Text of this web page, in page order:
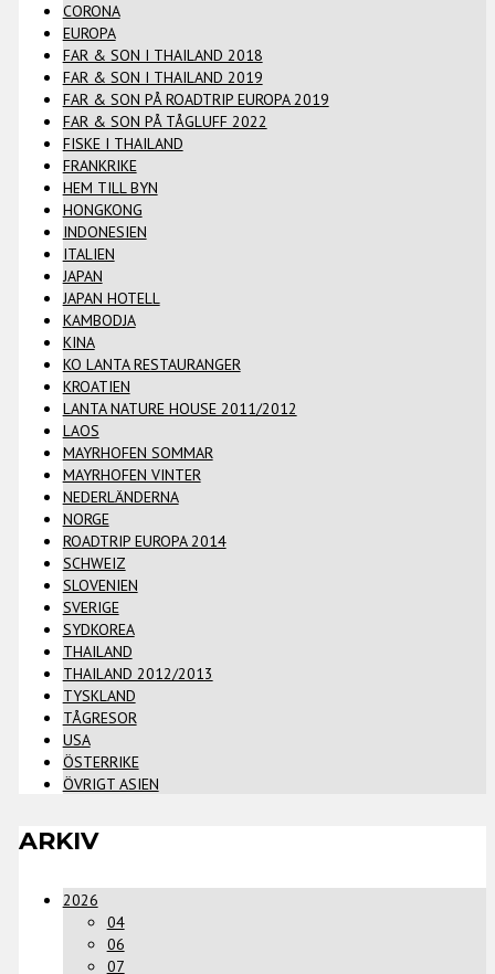
CORONA
EUROPA
FAR & SON I THAILAND 2018
FAR & SON I THAILAND 2019
FAR & SON PÅ ROADTRIP EUROPA 2019
FAR & SON PÅ TÅGLUFF 2022
FISKE I THAILAND
FRANKRIKE
HEM TILL BYN
HONGKONG
INDONESIEN
ITALIEN
JAPAN
JAPAN HOTELL
KAMBODJA
KINA
KO LANTA RESTAURANGER
KROATIEN
LANTA NATURE HOUSE 2011/2012
LAOS
MAYRHOFEN SOMMAR
MAYRHOFEN VINTER
NEDERLÄNDERNA
NORGE
ROADTRIP EUROPA 2014
SCHWEIZ
SLOVENIEN
SVERIGE
SYDKOREA
THAILAND
THAILAND 2012/2013
TYSKLAND
TÅGRESOR
USA
ÖSTERRIKE
ÖVRIGT ASIEN
ARKIV
2026
04
06
07